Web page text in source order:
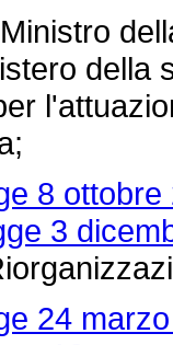
della
8 ottobre
3
24